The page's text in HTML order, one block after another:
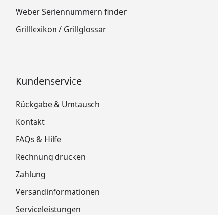
Weber Seriennummern finden
Grilllexikon / Grillglossar
Kundenservice
Rückgabe & Umtausch
Kontakt
FAQs & Hilfe
Rechnung drucken
Zahlung
Versandinformationen
Serviceleistungen